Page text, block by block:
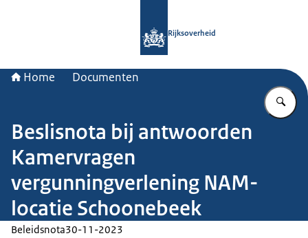
Rijksoverheid
Home Documenten
Beslisnota bij antwoorden
Kamervragen
vergunningverlening NAM-
locatie Schoonebeek
Beleidsnota30-11-2023